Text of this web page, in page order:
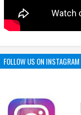
FOLLOW US ON INSTAGRAM